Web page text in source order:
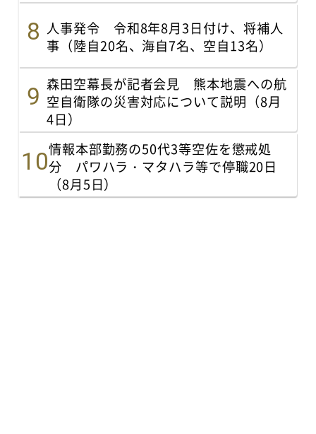
人事発令 令和8年8月3日付け、将補人
事（陸自20名、海自7名、空自13名）
森田空幕長が記者会見 熊本地震への航
空自衛隊の災害対応について説明（8月
4日）
情報本部勤務の50代3等空佐を懲戒処
分 パワハラ・マタハラ等で停職20日
（8月5日）